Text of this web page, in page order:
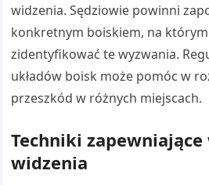
widzenia. Sędziowie powinni
konkretnym boiskiem, na
zidentyfikować te wyzwania.
układów boisk może pomóc w
przeszkód w różnych miejscach.
Techniki
widzenia